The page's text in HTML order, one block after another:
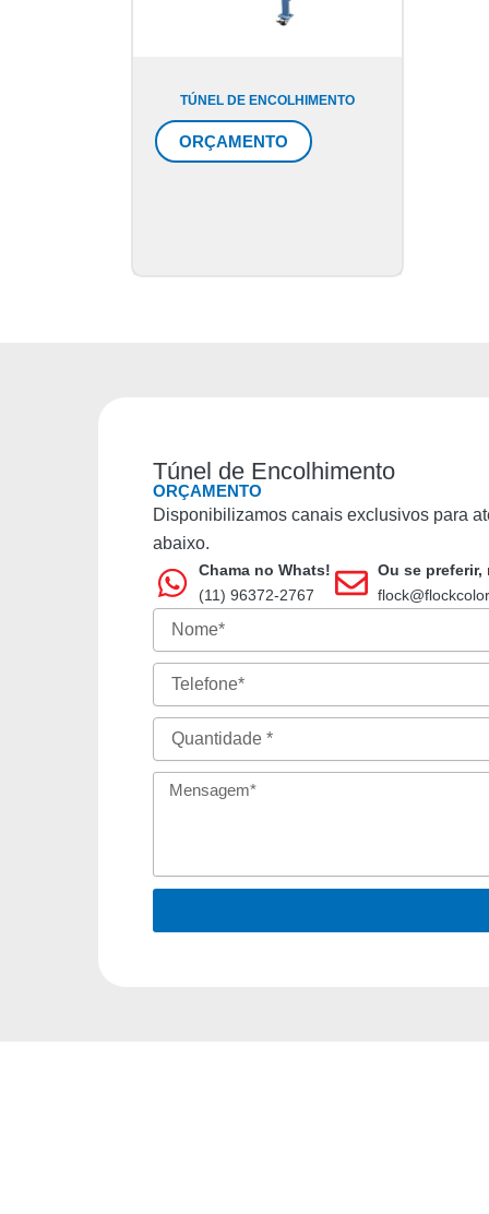
TÚNEL DE ENCOLHIMENTO
ORÇAMENTO
Túnel de Encolhimento
ORÇAMENTO
Disponibilizamos canais exclusivos para
abaixo.
Chama no Whats!
(11) 96372-2767
Ou se preferir,
Mensagem